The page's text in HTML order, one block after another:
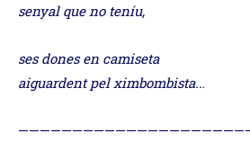
senyal que no teníu,
ses dones en
aiguardent pel ximbombista...